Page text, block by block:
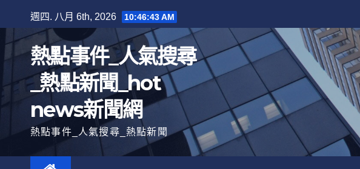
至
內
週四. 八月 6th, 2026 10:46:44 AM
熱點事件_人氣搜尋
_熱點新聞_hot
news新聞網
熱點事件_人氣搜尋_熱點新聞